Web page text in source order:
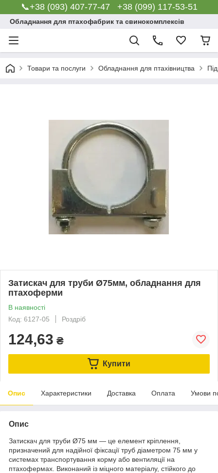
📞+38 (093) 407-77-47 +38 (099) 117-53-51
Обладнання для птахофабрик та свинокомплексів
Товари та послуги Обладнання для птахівництва
Затискач для труби Ø75мм, обладнання для
птахоферми
В наявності
Код: 6127-05
Роздріб
124,63 ₴
Купити
Опис Характеристики Доставка Оплата Умови
Опис
Затискач для труби Ø75 мм — це елемент кріплення,
призначений для надійної фіксації труб діаметром 75 мм у
системах транспортування корму або вентиляції на
птахофермах. Виконаний із міцного матеріалу, стійкого до